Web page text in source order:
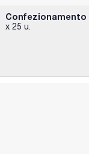
Confezionamento
x 25 u.